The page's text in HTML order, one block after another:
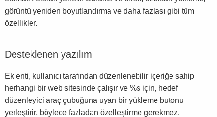
görüntü yeniden boyutlandırma ve daha fazlası gibi tüm
özellikler.
Desteklenen yazılım
Eklenti, kullanıcı tarafından düzenlenebilir içeriğe sahip
herhangi bir web sitesinde çalışır ve %s için, hedef
düzenleyici araç çubuğuna uyan bir yükleme butonu
yerleştirir, böylece fazladan özelleştirme gerekmez.